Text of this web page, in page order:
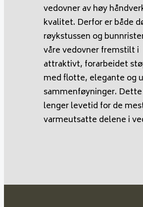
vedovner av høy
kvalitet. Derfor er både
røykstussen og
våre vedovner fremstilt i
attraktivt, forarbeidet
med flotte, elegante og
sammenføyninger.
lenger levetid for de
varmeutsatte delene i